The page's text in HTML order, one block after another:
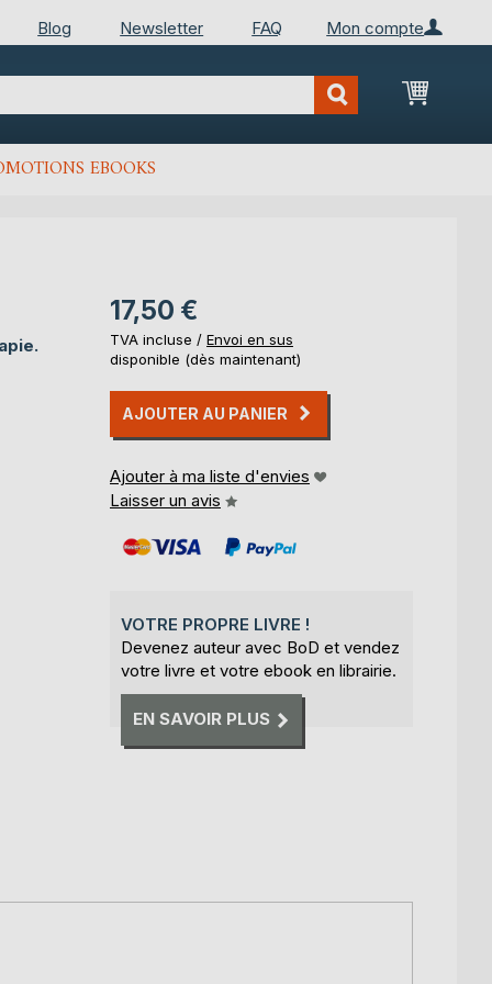
Mon compte
Blog Newsletter FAQ
Mon
EBOOKS
17,50 €
TVA incluse / Envoi en sus
disponible (dès maintenant)
AJOUTER AU PANIER
Ajouter à ma liste d'envies
Laisser un avis
VOTRE PROPRE LIVRE !
Devenez auteur avec BoD et vendez
votre livre et votre ebook en librairie.
EN SAVOIR PLUS